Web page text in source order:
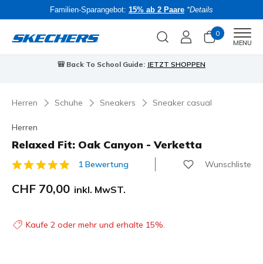
Familien-Sparangebot: 15% ab 2 Paare *Details
0
MENU
🎒 Back To School Guide: JETZT SHOPPEN
Herren Schuhe Sneakers Sneaker casual
Herren
Relaxed Fit: Oak Canyon - Verketta
4.5 von 5 Kundenbewertungen
1 Bewertung Wunschliste
CHF 70,00 inkl. MwST.
Kaufe 2 oder mehr und erhalte 15%.